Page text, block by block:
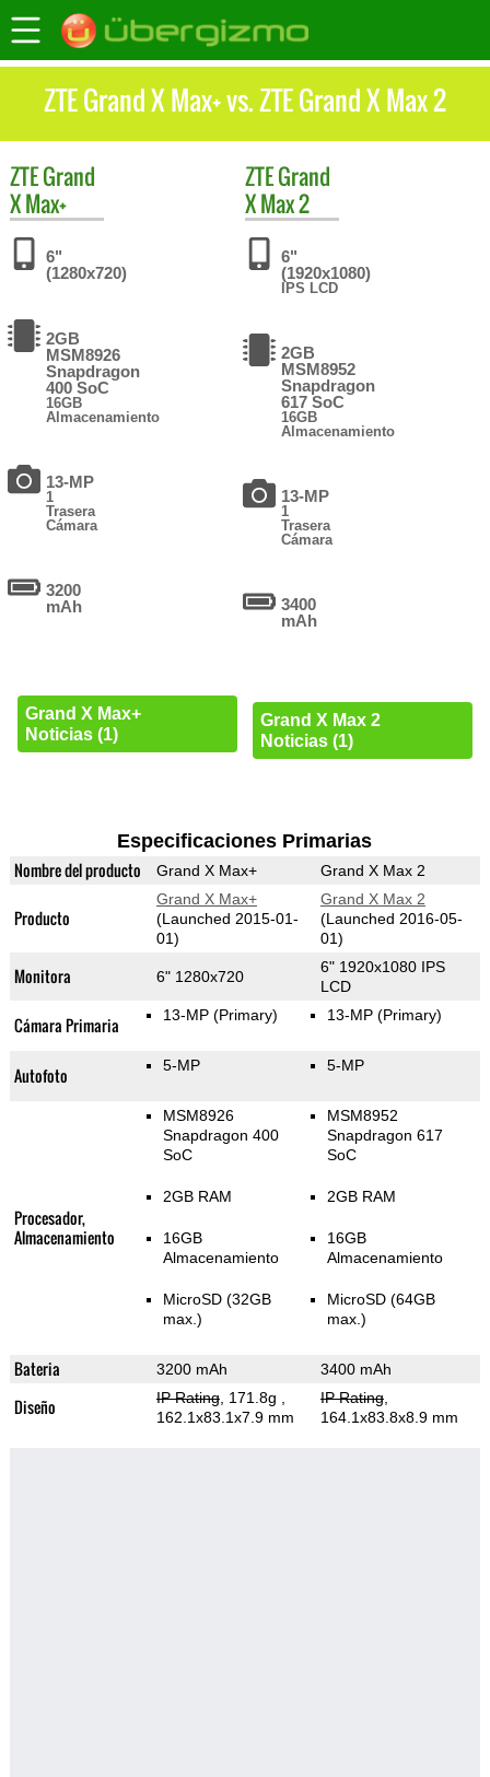
ZTE Grand X Max+ vs. ZTE Grand X Max 2
ZTEGrand
X Max+
6"
(1280x720)
2GB
MSM8926
Snapdragon
400 SoC
16GB
Almacenamiento
13-MP
1
Trasera
Cámara
3200
mAh
Grand X Max+
Noticias (1)
ZTEGrand
X Max 2
6"
(1920x1080)
IPS LCD
2GB
MSM8952
Snapdragon
617 SoC
16GB
Almacenamiento
13-MP
1
Trasera
Cámara
3400
mAh
Grand X Max 2
Noticias (1)
Especificaciones Primarias
Nombre del producto Grand X Max+ Grand X Max 2
Producto
Grand X Max+
(Launched 2015-01-
01)
Grand X Max 2
(Launched 2016-05-
01)
Monitora 6" 1280x720
6" 1920x1080 IPS
LCD
Cámara Primaria 13-MP (Primary) 13-MP (Primary)
Autofoto 5-MP 5-MP
Procesador,
Almacenamiento
MSM8926
Snapdragon 400
SoC
2GB RAM
16GB
Almacenamiento
MicroSD (32GB
max.)
MSM8952
Snapdragon 617
SoC
2GB RAM
16GB
Almacenamiento
MicroSD (64GB
max.)
Bateria 3200 mAh 3400 mAh
Diseño IP Rating, 171.8g
162.1x83.1x7.9 mm
IP Rating,
164.1x83.8x8.9 mm